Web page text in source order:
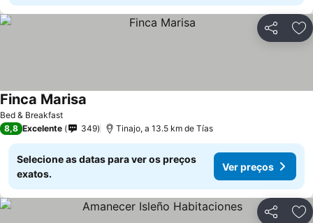
Partilhar
Bed & Breakfast
Finca Marisa
8,8 Excelente 349 Tinajo, a 13.5 km de Tías
Selecione as datas para ver os preços
exatos.
Ver preços
Partilhar